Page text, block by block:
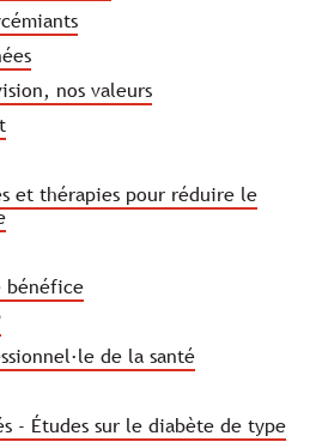
nos valeurs
et thérapies pour réduire le
bénéfice
de la santé
- Études sur le diabète de type